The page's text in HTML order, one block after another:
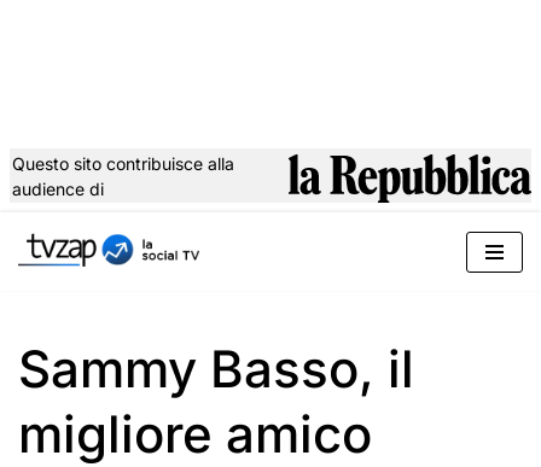
al
Questo sito contribuisce alla
audience di
Sammy Basso, il
migliore amico